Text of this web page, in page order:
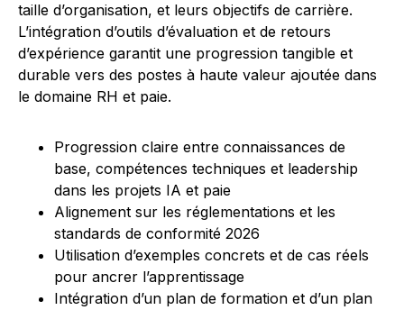
taille d’organisation, et leurs objectifs de carrière.
L’intégration d’outils d’évaluation et de retours
d’expérience garantit une progression tangible et
durable vers des postes à haute valeur ajoutée dans
le domaine RH et paie.
Progression claire entre connaissances de
base, compétences techniques et leadership
dans les projets IA et paie
Alignement sur les réglementations et les
standards de conformité 2026
Utilisation d’exemples concrets et de cas réels
pour ancrer l’apprentissage
Intégration d’un plan de formation et d’un plan